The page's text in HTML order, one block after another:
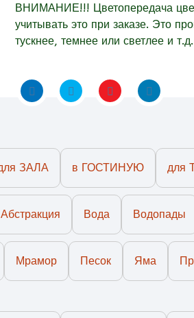
ВНИМАНИЕ!!! Цветопередача
учитывать это при заказе. Это
тускнее, темнее или светлее и
ЗАЛА в ГОСТИНУЮ для
Абстракция Вода Водопады
Мрамор Песок Яма